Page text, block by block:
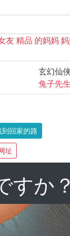
友 精品 的妈妈
玄幻仙
兔子先生
回家的路
址
すか